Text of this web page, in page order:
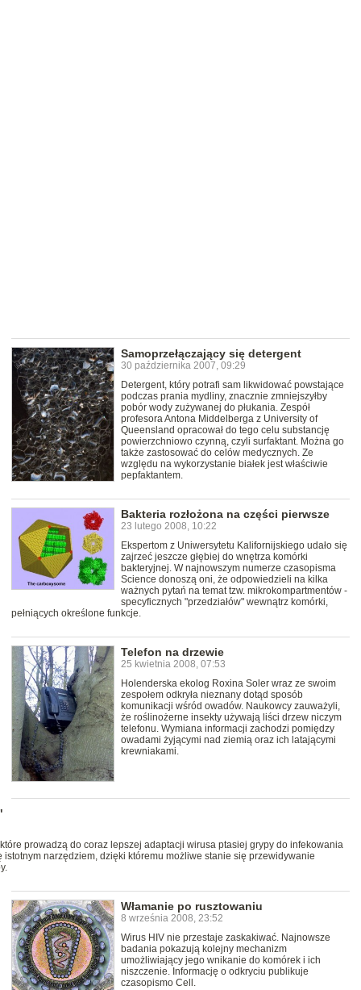
Samoprzełączający się detergent
30 października 2007, 09:29
Detergent, który potrafi sam likwidować powstające
podczas prania mydliny, znacznie zmniejszyłby
pobór wody zużywanej do płukania. Zespół
profesora Antona Middelberga z University of
Queensland opracował do tego celu substancję
powierzchniowo czynną, czyli surfaktant. Można go
także zastosować do celów medycznych. Ze
względu na wykorzystanie białek jest właściwie
pepfaktantem.
Bakteria rozłożona na części pierwsze
23 lutego 2008, 10:22
Ekspertom z Uniwersytetu Kalifornijskiego udało się
zajrzeć jeszcze głębiej do wnętrza komórki
bakteryjnej. W najnowszym numerze czasopisma
Science donoszą oni, że odpowiedzieli na kilka
ważnych pytań na temat tzw. mikrokompartmentów -
specyficznych "przedziałów" wewnątrz komórki,
pełniących określone funkcje.
Telefon na drzewie
25 kwietnia 2008, 07:53
Holenderska ekolog Roxina Soler wraz ze swoim
zespołem odkryła nieznany dotąd sposób
komunikacji wśród owadów. Naukowcy zauważyli,
że roślinożerne insekty używają liści drzew niczym
telefonu. Wymiana informacji zachodzi pomiędzy
owadami żyjącymi nad ziemią oraz ich latającymi
krewniakami.
prowadzą do coraz lepszej adaptacji wirusa ptasiej grypy do infekowania
istotnym narzędziem, dzięki któremu możliwe stanie się przewidywanie
Włamanie po rusztowaniu
8 września 2008, 23:52
Wirus HIV nie przestaje zaskakiwać. Najnowsze
badania pokazują kolejny mechanizm
umożliwiający jego wnikanie do komórek i ich
niszczenie. Informację o odkryciu publikuje
czasopismo Cell.